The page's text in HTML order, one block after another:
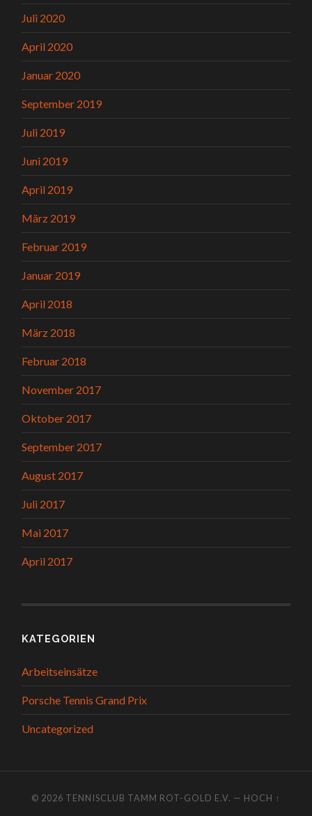
Juli 2020
April 2020
Januar 2020
September 2019
Juli 2019
Juni 2019
April 2019
März 2019
Februar 2019
Januar 2019
April 2018
März 2018
Februar 2018
November 2017
Oktober 2017
September 2017
August 2017
Juli 2017
Mai 2017
April 2017
KATEGORIEN
Arbeitseinsätze
Porsche Tennis Grand Prix
Uncategorized
© 2026 TENNISCLUB TAMM ROT-GOLD E.V. — HOCH ↑